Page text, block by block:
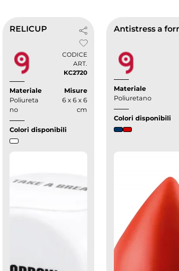
RELICUP
CODICE
ART.
KC2720
Materiale
Poliureta
no
Misure
6 x 6 x 6
cm
Colori disponibili
Materiale
Poliuretano
Colori disponibili